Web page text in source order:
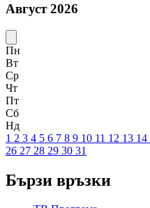
Август 2026
Пн
Вт
Ср
Чт
Пт
Сб
Нд
1 2 3 4 5 6 7 8 9 10 11 12 13 14
26 27 28 29 30 31
Бързи връзки